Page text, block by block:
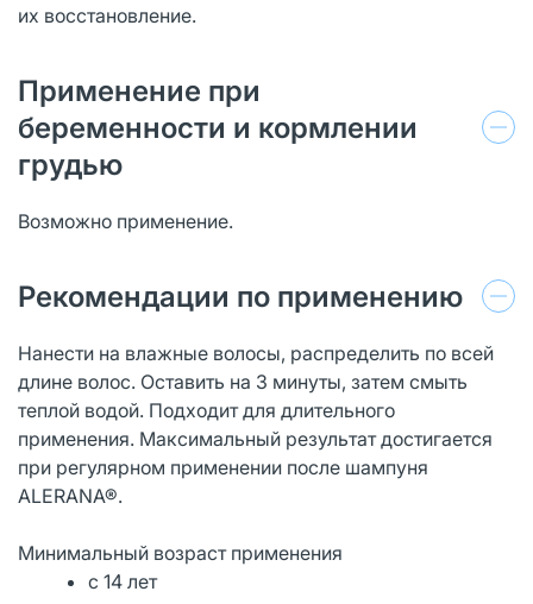
их восстановление.
Применение при
беременности и кормлении
грудью
Возможно применение.
Рекомендации по применению
Нанести на влажные волосы, распределить по всей
длине волос. Оставить на 3 минуты, затем смыть
теплой водой. Подходит для длительного
применения. Максимальный результат достигается
при регулярном применении после шампуня
ALERANA®.
Минимальный возраст применения
с 14 лет